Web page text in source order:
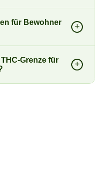
für Bewohner
+
Grenze für
+